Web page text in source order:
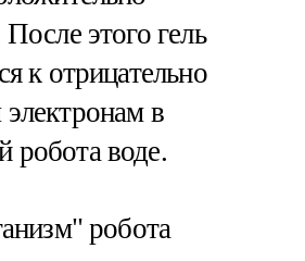
этого гель
к отрицательно
в
воде.
робота